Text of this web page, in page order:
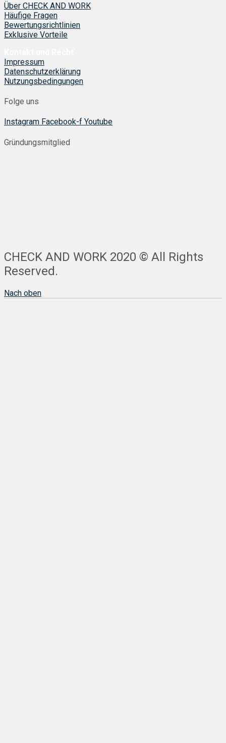
Über CHECK AND WORK
Häufige Fragen
Bewertungsrichtlinien
Exklusive Vorteile
Impressum
Datenschutzerklärung
Nutzungsbedingungen
Folge uns
Instagram Facebook-f Youtube
Gründungsmitglied
CHECK AND WORK 2020 © All Rights
Reserved.
Nach oben